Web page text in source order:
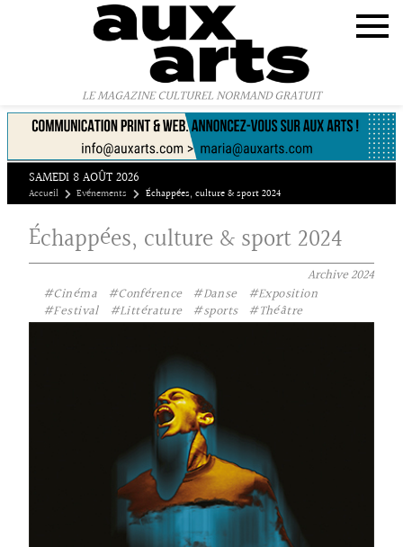
LE MAGAZINE CULTUREL NORMAND GRATUIT
SAMEDI 8 AOÛT 2026
Accueil Evénements Échappées, culture & sport 2024
Échappées, culture & sport 2024
Archive2024
#Cinéma
#Conférence #Danse
#Exposition
#Festival
#Littérature #sports #Théâtre
Panneau de gestion des cookies